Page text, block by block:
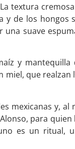
textura
de los hongos
suave
y
que realzan
mexicanas y,
para
es un ritual,